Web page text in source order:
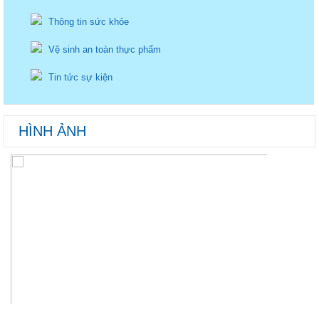
Thông tin sức khỏe
Vệ sinh an toàn thực phẩm
Tin tức sự kiện
HÌNH ẢNH